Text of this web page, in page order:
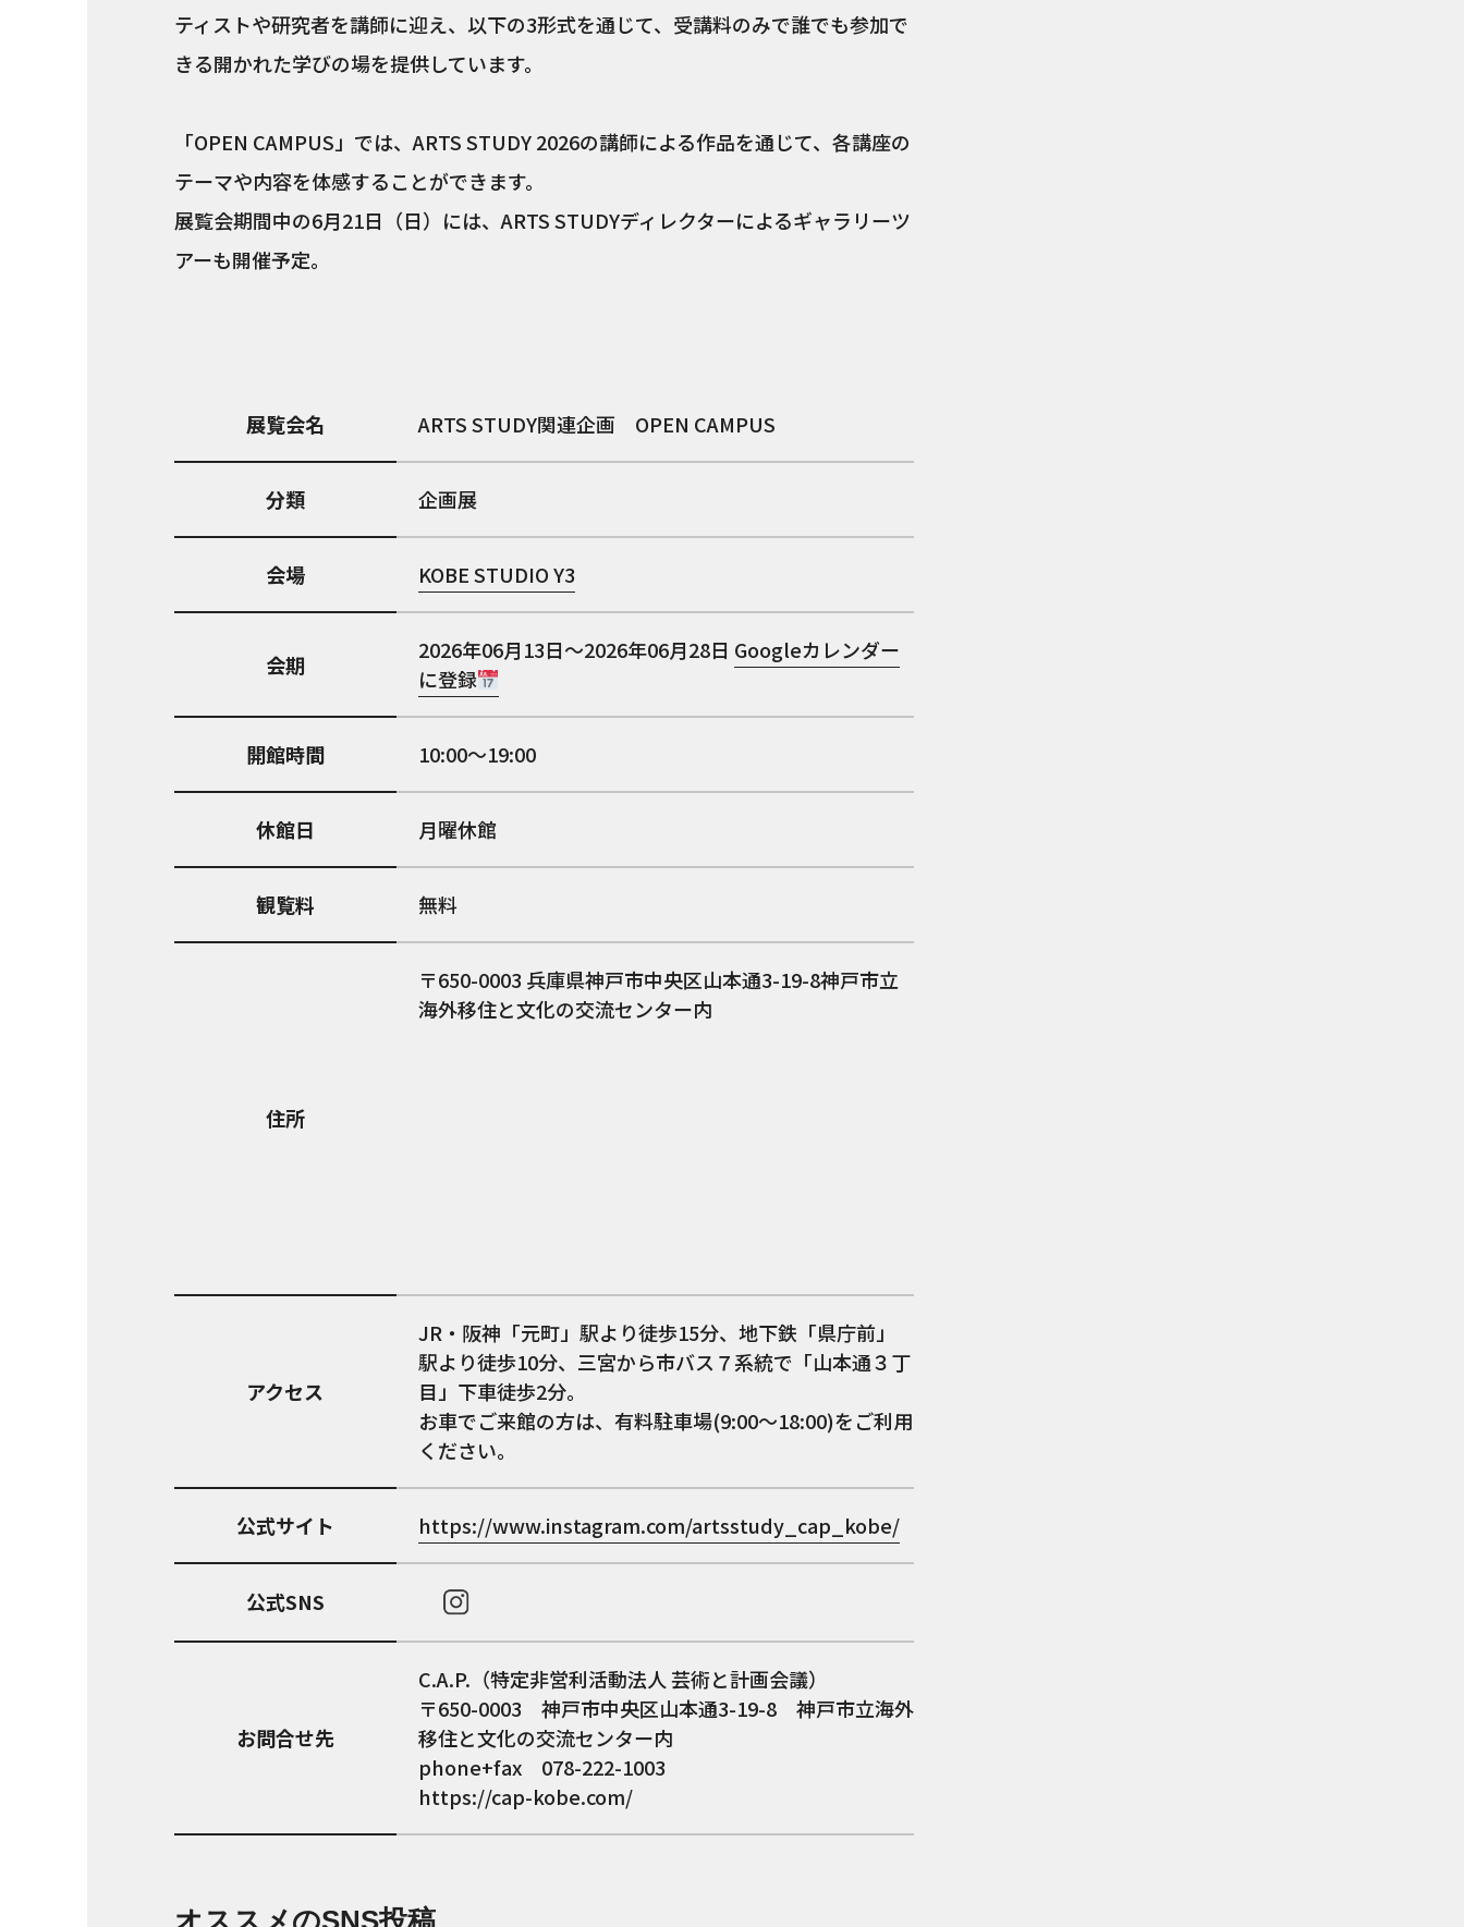
ティストや研究者を講師に迎え、以下の3形式を通じて、受講料のみで誰でも参加で
きる開かれた学びの場を提供しています。
「OPEN CAMPUS」では、ARTS STUDY 2026の講師による作品を通じて、各講座の
テーマや内容を体感することができます。
展覧会期間中の6月21日（日）には、ARTS STUDYディレクターによるギャラリーツ
アーも開催予定。
展覧会名 ARTS STUDY関連企画 OPEN CAMPUS
分類 企画展
会場 KOBE STUDIO Y3
会期
2026年06月13日～2026年06月28日 Googleカレンダー
に登録
開館時間 10:00〜19:00
休館日 月曜休館
観覧料 無料
住所
650-0003 兵庫県神戸市中央区山本通3-19-8神戸市立
海外移住と文化の交流センター内
アクセス
JR・阪神「元町」駅より徒歩15分、地下鉄「県庁前」
駅より徒歩10分、三宮から市バス７系統で「山本通３丁
目」下車徒歩2分。
お車でご来館の方は、有料駐車場(9:00〜18:00)をご利用
ください。
公式サイト https://www.instagram.com/artsstudy_cap_kobe/
公式SNS
お問合せ先
C.A.P.（特定非営利活動法人 芸術と計画会議）
〒650-0003 神戸市中央区山本通3-19-8 神戸市立海外
移住と文化の交流センター内
phone+fax 078-222-1003
https://cap-kobe.com/
オススメのSNS投稿